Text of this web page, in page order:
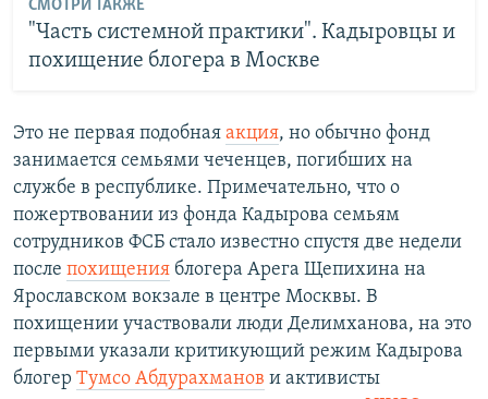
СМОТРИ ТАКЖЕ
"Часть системной практики". Кадыровцы и
похищение блогера в Москве
Это не первая подобная акция, но обычно фонд
занимается семьями чеченцев, погибших на
службе в республике. Примечательно, что о
пожертвовании из фонда Кадырова семьям
сотрудников ФСБ стало известно спустя две недели
после похищения блогера Арега Щепихина на
Ярославском вокзале в центре Москвы. В
похищении участвовали люди Делимханова, на это
первыми указали критикующий режим Кадырова
блогер Тумсо Абдурахманов и активисты